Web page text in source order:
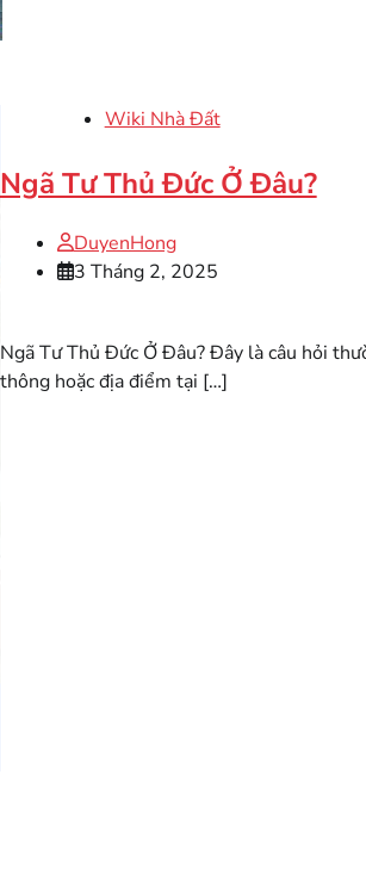
Wiki Nhà Đất
Ngã Tư Thủ Đức Ở Đâu?
DuyenHong
3 Tháng 2, 2025
Ngã Tư Thủ Đức Ở Đâu? Đây là câu hỏi
thông hoặc địa điểm tại […]